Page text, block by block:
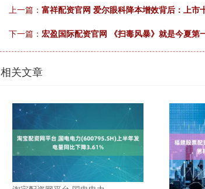
上一篇： 富祥配资官网 爱尔眼科降本增效背后：上
下一篇： 宏盈国际配资官网 《扫毒风暴》就是今夏
相关文章